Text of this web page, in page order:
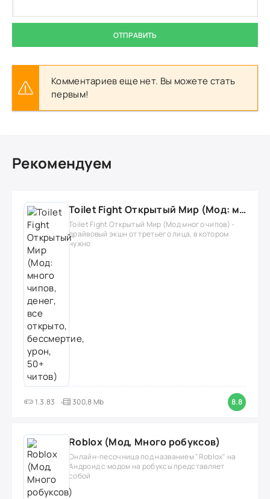
ОТПРАВИТЬ
Комментариев еще нет. Вы можете стать
первым!
Рекомендуем
Toilet Fight Открытый Мир (Мод: много чипов, денег, все открыто, бессмертие, урон, 50+ читов)
Toilet Fight Открытый Мир (Мод много чипов) -
драйвовый экшн от третьего лица, в котором
нужно
1.3.83 300,8 Mb 8.8
Roblox (Мод, Много робуксов)
Онлайн-песочница под названием "Roblox" на
Андроид с модом на робуксы представляет
собой